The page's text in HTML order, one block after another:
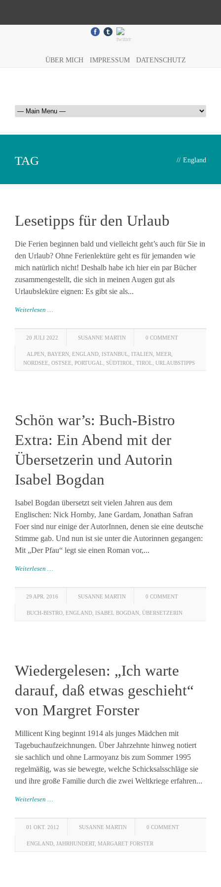
ÜBER MICH IMPRESSUM DATENSCHUTZ
TAG // England
Lesetipps für den Urlaub
Die Ferien beginnen bald und vielleicht geht’s auch für Sie in
den Urlaub? Ohne Ferienlektüre geht es für jemanden wie
mich natürlich nicht! Deshalb habe ich hier ein par Bücher
zusammengestellt, die sich in meinen Augen gut als
Urlaubsleküre eignen: Es gibt sie als...
Weiterlesen …
20 JULI 2022 SUSANNE MARTIN 0 COMMENT
ALPEN BAYERN ENGLAND ISTANBUL ITALIEN MEER
NORDSEE OSTSEE PORTUGAL SÜDTIROL TIROL URLAUBSTIPPS
Schön war’s: Buch-Bistro
Extra: Ein Abend mit der
Übersetzerin und Autorin
Isabel Bogdan
Isabel Bogdan übersetzt seit vielen Jahren aus dem
Englischen: Nick Hornby, Jane Gardam, Jonathan Safran
Foer sind nur einige der AutorInnen, denen sie eine deutsche
Stimme gab. Und nun ist sie unter die Autorinnen gegangen:
Mit „Der Pfau“ legt sie einen Roman vor,...
Weiterlesen …
29 APR. 2016 SUSANNE MARTIN 0 COMMENT
BUCH-BISTRO ENGLAND ISABEL BOGDAN ÜBERSETZERIN
Wiedergelesen: „Ich warte
darauf, daß etwas geschieht“
von Margret Forster
Millicent King beginnt 1914 als junges Mädchen mit
Tagebuchaufzeichnungen. Über Jahrzehnte hinweg notiert
sie sachlich und ohne Larmoyanz bis zum Sommer 1995
regelmäßig, was sie bewegte, welche Schicksalsschläge sie
und ihre große Familie durch die zwei Weltkriege erfahren...
Weiterlesen …
01 OKT. 2012 SUSANNE MARTIN 0 COMMENT
ENGLAND JAHRHUNDERT, MARGARET FORSTER